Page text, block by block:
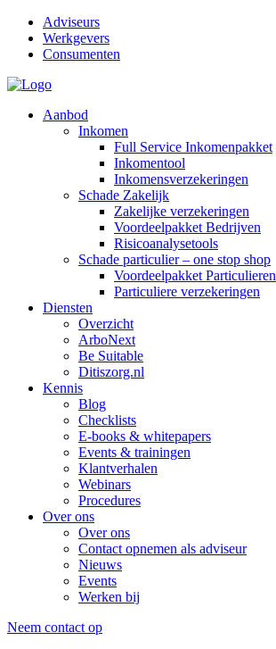
Adviseurs
Werkgevers
Consumenten
Aanbod
Inkomen
Full Service Inkomenpakket
Inkomentool
Inkomensverzekeringen
Schade Zakelijk
Zakelijke verzekeringen
Voordeelpakket Bedrijven
Risicoanalysetools
Schade particulier – one stop shop
Voordeelpakket Particulieren
Particuliere verzekeringen
Diensten
Overzicht
ArboNext
Be Suitable
Ditiszorg.nl
Kennis
Blog
Checklists
E-books & whitepapers
Events & trainingen
Klantverhalen
Webinars
Procedures
Over ons
Over ons
Contact opnemen als adviseur
Nieuws
Events
Werken bij
Neem contact op